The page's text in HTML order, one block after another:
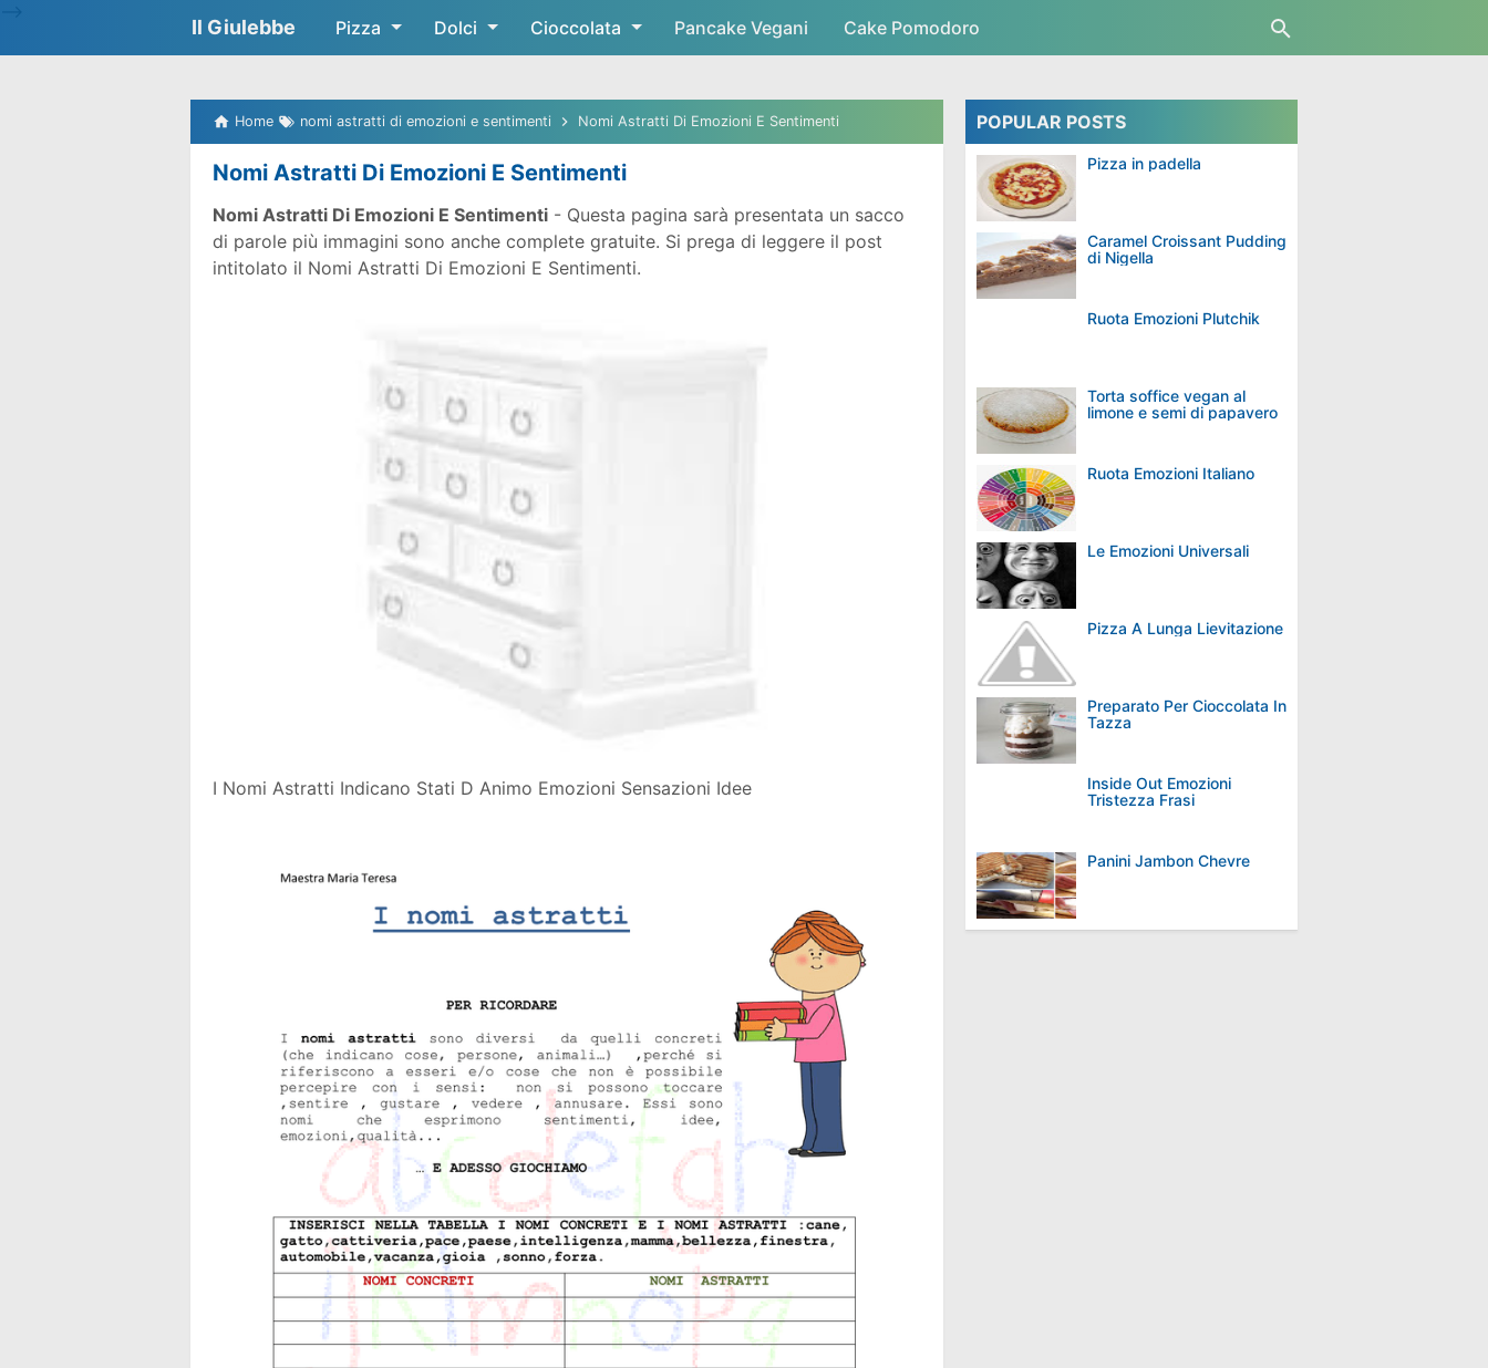
Skip to main content
Il Giulebbe Pizza Dolci Cioccolata Pancake Vegani Cake Pomodoro
Home nomi astratti di emozioni e sentimenti Nomi Astratti Di Emozioni E Sentimenti
Nomi Astratti Di Emozioni E Sentimenti
Nomi Astratti Di Emozioni E Sentimenti - Questa pagina sarà presentata un sacco
di parole più immagini sono anche complete gratuite. Si prega di leggere il post
intitolato il Nomi Astratti Di Emozioni E Sentimenti.
I Nomi Astratti Indicano Stati D Animo Emozioni Sensazioni Idee
POPULAR POSTS
Pizza in padella
Caramel Croissant Pudding
di Nigella
Ruota Emozioni Plutchik
Torta soffice vegan al
limone e semi di papavero
Ruota Emozioni Italiano
Le Emozioni Universali
Pizza A Lunga Lievitazione
Preparato Per Cioccolata In
Tazza
Inside Out Emozioni
Tristezza Frasi
Panini Jambon Chevre